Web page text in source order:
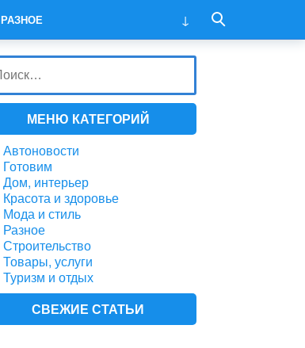
РАЗНОЕ
МЕНЮ КАТЕГОРИЙ
Автоновости
Готовим
Дом, интерьер
Красота и здоровье
Мода и стиль
Разное
Строительство
Товары, услуги
Туризм и отдых
СВЕЖИЕ СТАТЬИ